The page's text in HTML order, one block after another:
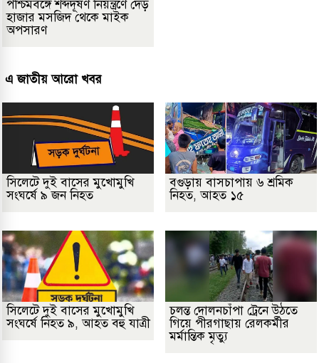
পশ্চিমবঙ্গে শব্দদূষণ নিয়ন্ত্রণে দেড়
হাজার মসজিদ থেকে মাইক
অপসারণ
এ জাতীয় আরো খবর
সিলেটে দুই বাসের মুখোমুখি
সংঘর্ষে ৯ জন নিহত
বগুড়ায় বাসচাপায় ৬ শ্রমিক
নিহত, আহত ১৫
সিলেটে দুই বাসের মুখোমুখি
সংঘর্ষে নিহত ৯, আহত বহু যাত্রী
চলন্ত দোলনচাঁপা ট্রেনে উঠতে
গিয়ে পীরগাছায় রেলকর্মীর
মর্মান্তিক মৃত্যু